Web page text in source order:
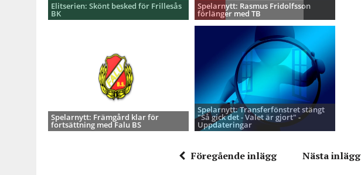
Elitserien: Skönt besked för Frillesås
BK
Spelarnytt: Rasmus Fridolfsson
förlänger med TB
Spelarnytt: Främgård klar för
fortsättning med Falu BS
Spelarnytt: Transferfönstret stängt
"Så gick det - Valet är gjort" -
Uppdateringar
Föregående inlägg Nästa inlägg